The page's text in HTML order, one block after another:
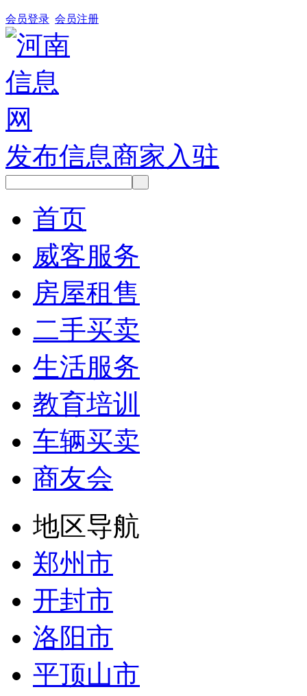
会员登录 会员注册
发布信息商家入驻
首页
威客服务
房屋租售
二手买卖
生活服务
教育培训
车辆买卖
商友会
地区导航
郑州市
开封市
洛阳市
平顶山市